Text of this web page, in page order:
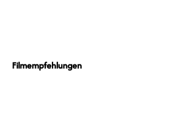
Filmempfehlungen